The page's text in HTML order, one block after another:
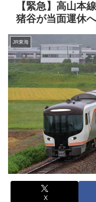
【緊急】高山本
猪谷が当面運休
JR東海
X